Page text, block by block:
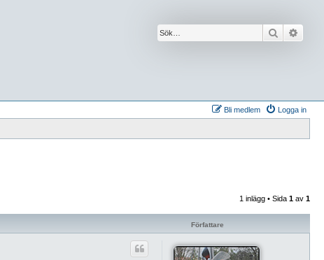
Sök
Logga in
Bli medlem
1 inlägg • Sida 1 av 1
Författare